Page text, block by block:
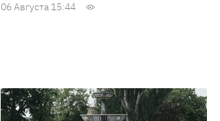
06 Августа 15:44